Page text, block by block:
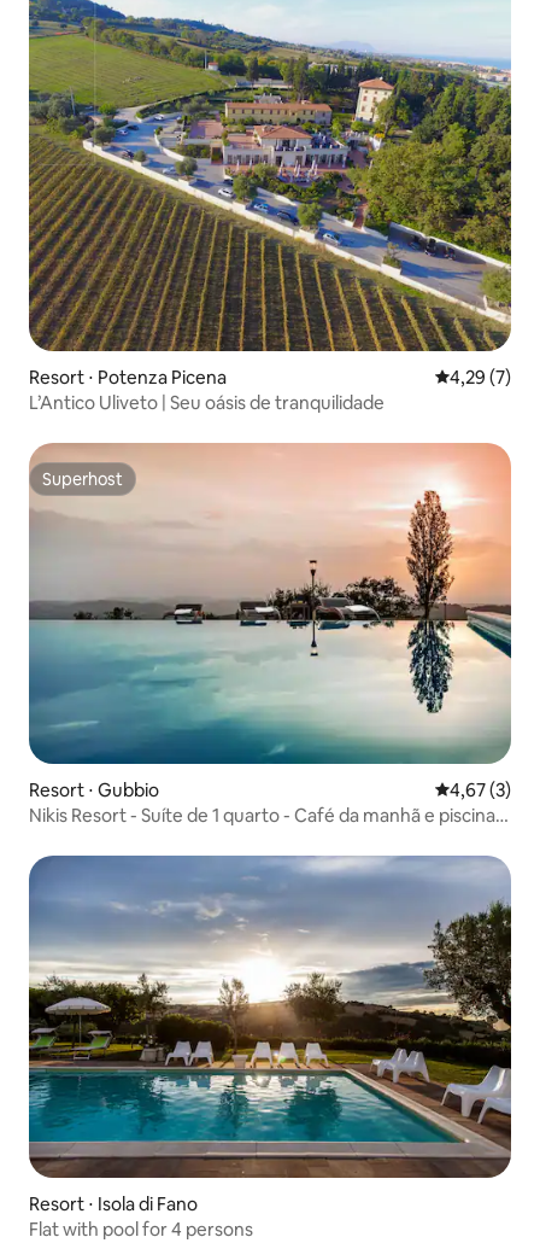
Resort ⋅ Potenza Picena 4,29 de
4,29 (7)
L’Antico Uliveto | Seu oásis de tranquilidade
Superhost
Superhost
Resort ⋅ Gubbio 4,67 de
4,67 (3)
Nikis Resort - Suíte de 1 quarto - Café da manhã e piscina
Resort ⋅ Isola di Fano
Flat with pool for 4 persons